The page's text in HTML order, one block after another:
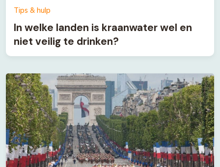
Tips & hulp
In welke landen is kraanwater wel en
niet veilig te drinken?